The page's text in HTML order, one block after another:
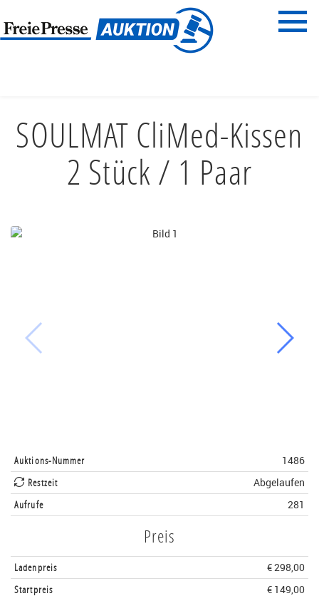
Menü
SOULMAT CliMed-Kissen
2 Stück / 1 Paar
Auktions-Nummer
1486
Restzeit
Abgelaufen
Aufrufe
281
Preis
Ladenpreis
€ 298,00
Startpreis
€ 149,00